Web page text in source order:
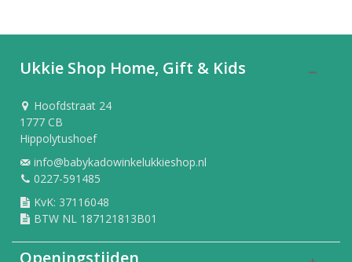
Ukkie Shop Home, Gift & Kids
Hoofdstraat 24
1777 CB
Hippolytushoef
info@babykadowinkelukkieshop.nl
0227-591485
KvK: 37116048
BTW NL 187121813B01
Openingstijden